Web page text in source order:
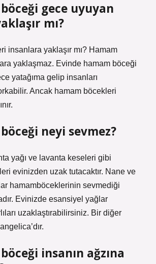
gece uyuyan
mı?
insanlara yaklaşır mı? Hamam
yaklaşmaz. Evinde hamam böceği
yatağıma gelip insanları
Ancak hamam böcekleri
neyi sevmez?
yağı ve lavanta keseleri gibi
evinizden uzak tutacaktır. Nane ve
hamamböceklerinin sevmediği
Evinizde esansiyel yağlar
uzaklaştırabilirsiniz. Bir diğer
insanın ağzına